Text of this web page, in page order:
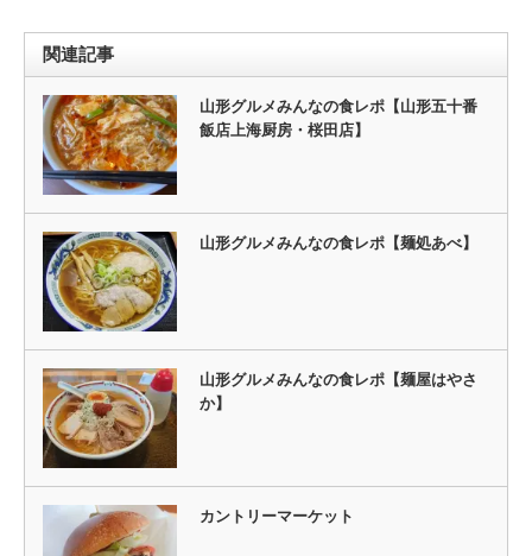
関連記事
山形グルメみんなの食レポ【山形五十番
飯店上海厨房・桜田店】
山形グルメみんなの食レポ【麺処あべ】
山形グルメみんなの食レポ【麺屋はやさ
か】
カントリーマーケット